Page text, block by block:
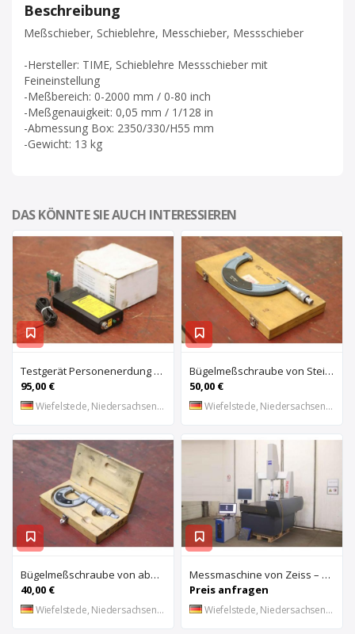
Beschreibung
Meßschieber, Schieblehre, Messchieber, Messschieber
-Hersteller: TIME, Schieblehre Messschieber mit
Feineinstellung
-Meßbereich: 0-2000 mm / 0-80 inch
-Meßgenauigkeit: 0,05 mm / 1/128 in
-Abmessung Box: 2350/330/H55 mm
-Gewicht: 13 kg
DAS KÖNNTE SIE AUCH INTERESSIEREN
Testgerät Personenerdung von Warmbier – Safety Pips 7100.181
95,00 €
Wiefelstede, Niedersachsen, DE
Bügelmeßschraube von Steinmeyer – 100-125 mm
50,00 €
Wiefelstede, Niedersachsen, DE
Bügelmeßschraube von aba – 0-25 mm
40,00 €
Wiefelstede, Niedersachsen, DE
Messmaschine von Zeiss – Eclipse 550
Preis anfragen
Wiefelstede, Niedersachsen, DE